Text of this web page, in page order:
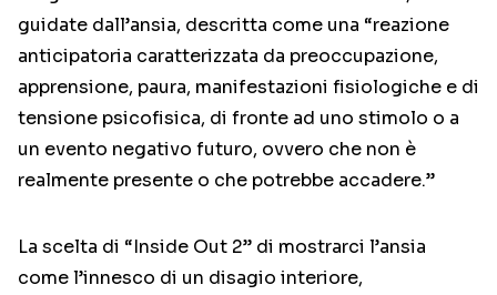
guidate dall’ansia, descritta come una “reazione
anticipatoria caratterizzata da preoccupazione,
apprensione, paura, manifestazioni fisiologiche e di
tensione psicofisica, di fronte ad uno stimolo o a
un evento negativo futuro, ovvero che non è
realmente presente o che potrebbe accadere.”
La scelta di “Inside Out 2” di mostrarci l’ansia
come l’innesco di un disagio interiore,